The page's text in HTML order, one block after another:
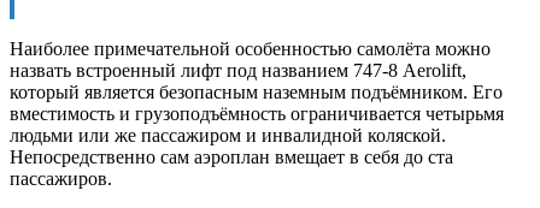
Наиболее примечательной особенностью самолёта можно
назвать встроенный лифт под названием 747-8 Aerolift,
который является безопасным наземным подъёмником. Его
вместимость и грузоподъёмность ограничивается четырьмя
людьми или же пассажиром и инвалидной коляской.
Непосредственно сам аэроплан вмещает в себя до ста
пассажиров.